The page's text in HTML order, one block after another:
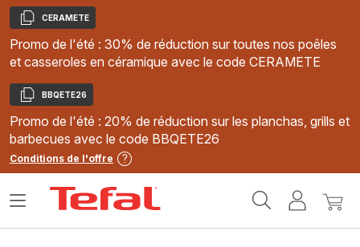
Copier
CERAMETE
Promo de l'été : 30% de réduction sur toutes nos poêles
et casseroles en céramique avec le code CERAMETE
Copier
BBQETE26
Promo de l'été : 20% de réduction sur les planchas, grills et
barbecues avec le code BBQETE26
Conditions de l'offre
MonMon
Ouvrir